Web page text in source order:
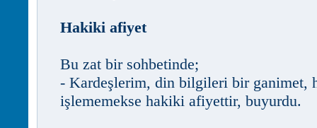
Hakiki afiyet
Bu zat bir sohbetinde;
- Kardeşlerim, din bilgileri bir ganimet,
işlememekse hakiki afiyettir, buyurdu.